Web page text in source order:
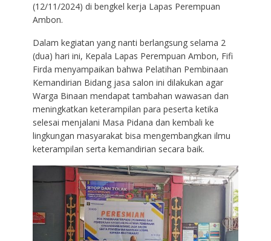
(12/11/2024) di bengkel kerja Lapas Perempuan
Ambon.
Dalam kegiatan yang nanti berlangsung selama 2
(dua) hari ini, Kepala Lapas Perempuan Ambon, Fifi
Firda menyampaikan bahwa Pelatihan Pembinaan
Kemandirian Bidang jasa salon ini dilakukan agar
Warga Binaan mendapat tambahan wawasan dan
meningkatkan keterampilan para peserta ketika
selesai menjalani Masa Pidana dan kembali ke
lingkungan masyarakat bisa mengembangkan ilmu
keterampilan serta kemandirian secara baik.